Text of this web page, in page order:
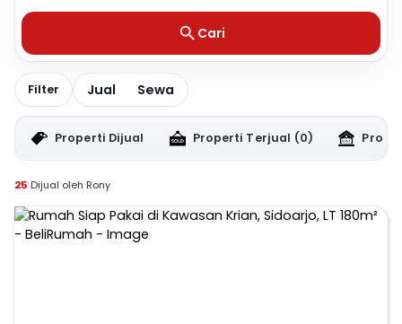
Cari
Filter Jual Sewa
Properti Dijual Properti Terjual (0)
25 Dijual oleh Rony